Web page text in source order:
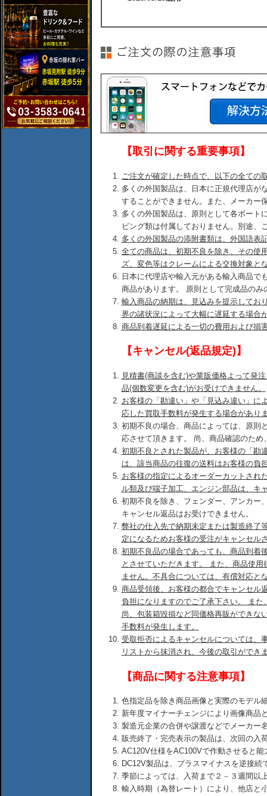
【取引に関する重要事項】
ご注文が確定した時点で、以下の全ての
多くの外国製品は、日本に正規代理店が
することができません。また、メーカー
多くの外国製品は、原則として各ボート
ピング類は付属しておりません。別途、
多くの外国製品の添附書類は、外国語表
全ての商品は、初期不良を除き、その使
ズ、変色等はクレームによる交換対象と
日本に代理店や輸入元がある輸入商品で
商品があります。 原則として完成品のみ
輸入商品の納期は、見込みを提示してお
界の諸状況によって大幅に遅延する場合
商品到着遅延による一切の費用および損
【キャンセル(返品規定)】
見積書(商談を含む)や業販価格よって発
品(個数変更を含む)がお受けできません。
お客様の「勘違い」や「見込み違い」に
応した買取手数料が発生する場合があり
初期不良の場合、商品によっては、原則
応させて頂きます。 尚、商品確認のた
初期不良とされた製品が、お客様の「勘
は、該当商品の往復の送料はお客様の負
お客様の指定によるオーダーカットされ
ル類及び端子加工、エンジン部品は、キ
初期不良を除き、フェンダー、アンカー
キャンセル返品はお受けできません。
弊社の仕入先で納期未定または製造終了
定になるためお客様の受注がキャンセル
初期不良品の場合であっても、商品到着
とさせていただきます。 また、商品使
ません。不具合については、有償対応と
商品受領後、お客様の都合でキャンセル
負担になりますのでご了承下さい。 ま
尚、包装箱毀損など同価格再販ができな
手数料が発生します。
受取拒否によるキャンセルについては、
リストから抹消され、今後の取引ができ
【商品に関する注意事項】
色指定品を除き商品画像と実際のモデル
新年度マイナーチェンジにより画像商品
製造元企業の合併や譲渡などでメーカー
販売終了・完売表示の製品は、次回の入
AC120V仕様をAC100Vで作動させると
DC12V製品は、プラスマイナスを逆接
季節によっては、入荷まで２－３週間以
輸入時期（為替レート）により、他店と